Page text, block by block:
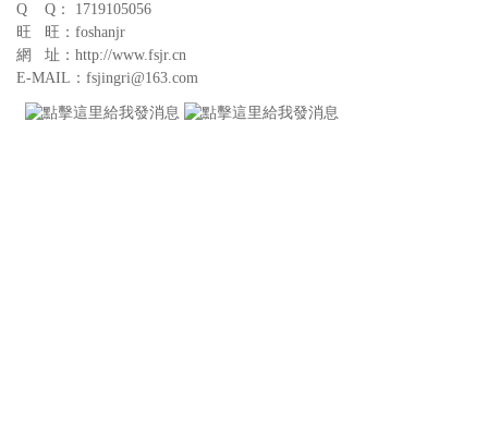
Q Q： 1719105056
旺 旺：foshanjr
網 址：http://www.fsjr.cn
E-MAIL：fsjingri@163.com